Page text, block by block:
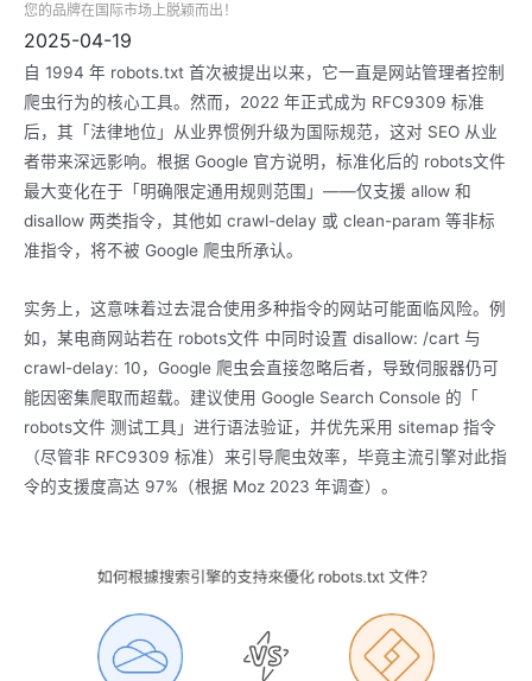
您的品牌在国际市场上脱颖而出！
2025-04-19
自 1994 年 robots.txt 首次被提出以来，它一直是网站管理者控制
爬虫行为的核心工具。然而，2022 年正式成为 RFC9309 标准
后，其「法律地位」从业界惯例升级为国际规范，这对 SEO 从业
者带来深远影响。根据 Google 官方说明，标准化后的 robots文件
最大变化在于「明确限定通用规则范围」——仅支援 allow 和
disallow 两类指令，其他如 crawl-delay 或 clean-param 等非标
准指令，将不被 Google 爬虫所承认。
实务上，这意味着过去混合使用多种指令的网站可能面临风险。例
如，某电商网站若在 robots文件 中同时设置 disallow: /cart 与
crawl-delay: 10，Google 爬虫会直接忽略后者，导致伺服器仍可
能因密集爬取而超载。建议使用 Google Search Console 的「
robots文件 测试工具」进行语法验证，并优先采用 sitemap 指令
（尽管非 RFC9309 标准）来引导爬虫效率，毕竟主流引擎对此指
令的支援度高达 97%（根据 Moz 2023 年调查）。